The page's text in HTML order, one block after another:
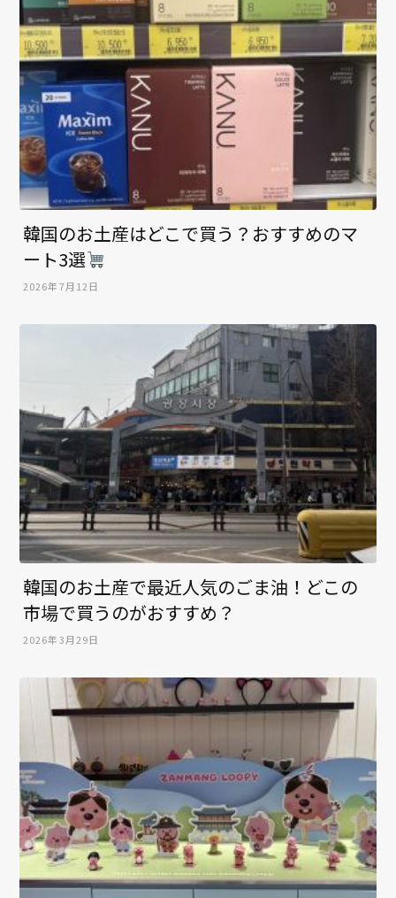
韓国のお土産はどこで買う？おすすめのマ
ート3選
2026年7月12日
韓国のお土産で最近人気のごま油！どこの
市場で買うのがおすすめ？
2026年3月29日